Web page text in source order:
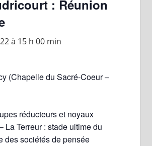
: Réunion
à 15 h 00 min
(Chapelle du Sacré-Coeur –
réducteurs et noyaux
La Terreur : stade ultime du
des sociétés de pensée